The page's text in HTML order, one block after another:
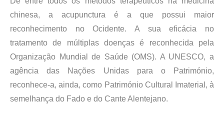
chinesa, a acupunctura é a que possui maior
reconhecimento no Ocidente. A sua eficácia no
tratamento de múltiplas doenças é reconhecida pela
Organização Mundial de Saúde (OMS). A UNESCO, a
agência das Nações Unidas para o Património,
reconhece-a, ainda, como Património Cultural Imaterial, à
semelhança do Fado e do Cante Alentejano.